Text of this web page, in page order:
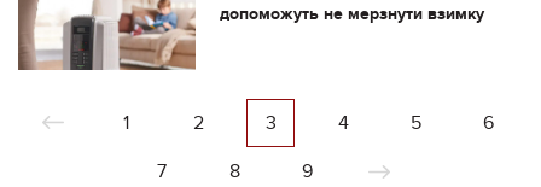
допоможуть не мерзнути взимку
1 2 3 4 5
6
7
8 9